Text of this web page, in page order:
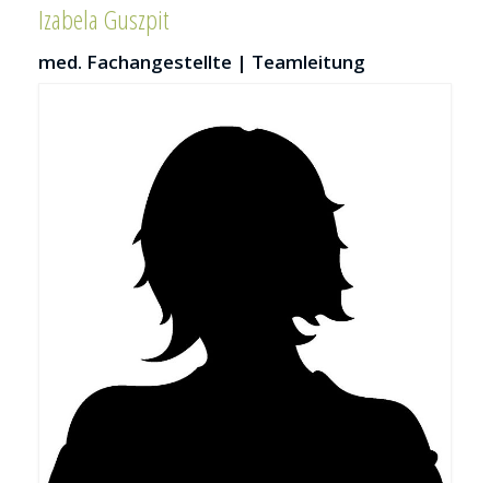
Praxisfreizeit
Dr. med. Alexander Stadelmann
Dr. med. Veronika Daume
Praxismitarbeiter
Unsere Leistungen
Diagnostik und Therapie von
Herzrhythmusstörungen
Vererbbare Herzerkrankungen
Izabela Guszpit
med. Fachangestellte | Teamleitung